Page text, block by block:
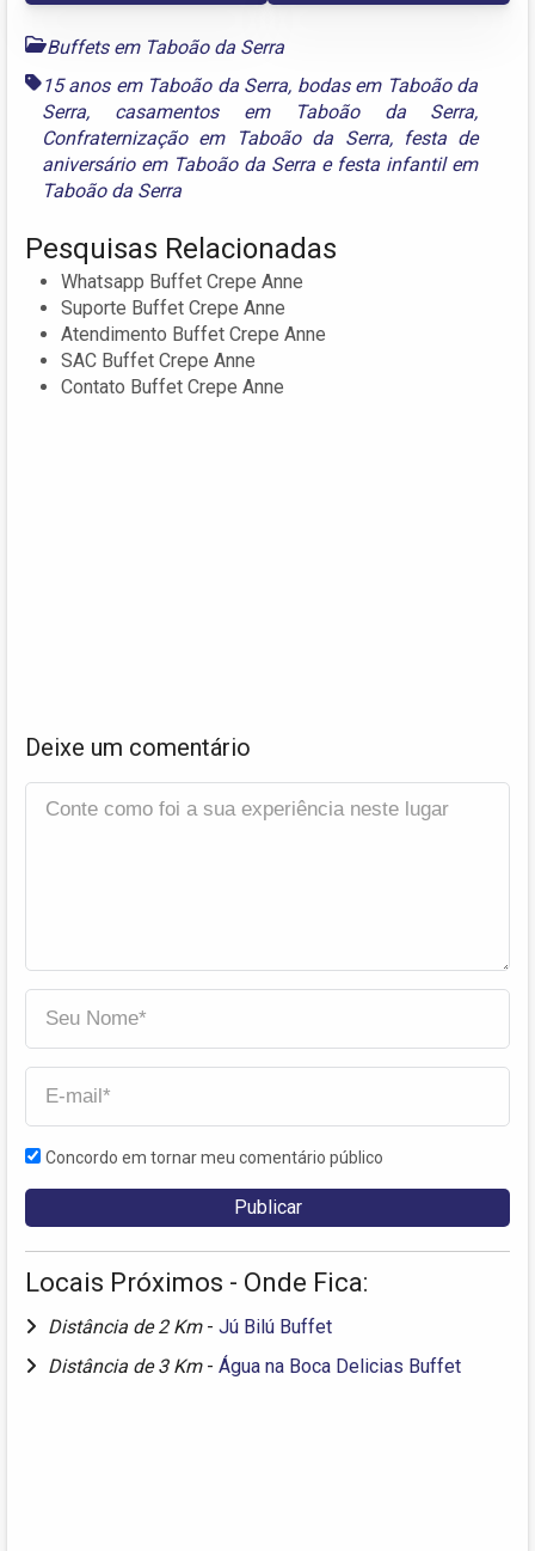
Buffets em Taboão da Serra
15 anos em Taboão da Serra, bodas em Taboão da
Serra, casamentos em Taboão da Serra,
Confraternização em Taboão da Serra, festa de
aniversário em Taboão da Serra e festa infantil em
Taboão da Serra
Pesquisas Relacionadas
Whatsapp Buffet Crepe Anne
Suporte Buffet Crepe Anne
Atendimento Buffet Crepe Anne
SAC Buffet Crepe Anne
Contato Buffet Crepe Anne
Deixe um comentário
Concordo em tornar meu comentário público
Locais Próximos - Onde Fica:
Distância de 2 Km - Jú Bilú Buffet
Distância de 3 Km - Água na Boca Delicias Buffet